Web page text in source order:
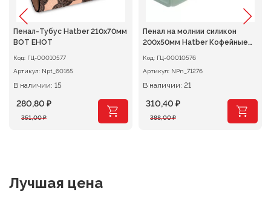
Пенал-Тубус Hatber 210х70мм
ВОТ ЕНОТ
Код: ГЦ-00010577
Артикул: Npt_60165
В наличии: 15
351,00₽
Первоначальная
280,80 ₽
Текущая
Пенал на молнии силикон
200х50мм Hatber Кофейные
Код: ГЦ-00010576
Артикул: NPn_71276
В наличии: 21
388,00₽
Первоначальная
310,40 ₽
Текущая
Лучшая цена